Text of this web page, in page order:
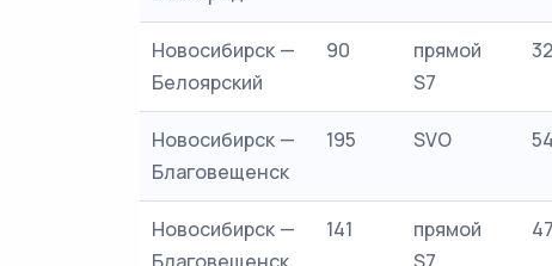
Новосибирск —
Белоярский
90
прямой
S7
Новосибирск —
Благовещенск
195 SVO
Новосибирск —
141
прямой